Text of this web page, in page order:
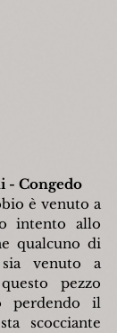
- Congedo
è venuto a
intento allo
qualcuno di
venuto a
pezzo
perdendo il
scocciante